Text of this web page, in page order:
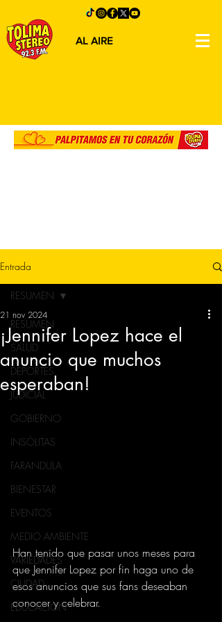
AL AIRE
Entrada
RESUMEN
SALUD
DEPORTES
JUDICIAL
GOBIERNO
INSÓLITAS
FARANDULA
BIENESTAR
EVENTOS
MEDIO AMBIENTE
VARIEDADES
CIUDAD
EDUCACION
RESUMEN
¡Jennifer Lopez hace el
anuncio que muchos
esperaban!
21 nov 2024
Han tenido que pasar unos meses para
que Jennifer Lopez por fin haga uno de
esos anuncios que sus fans deseaban
conocer y celebrar.